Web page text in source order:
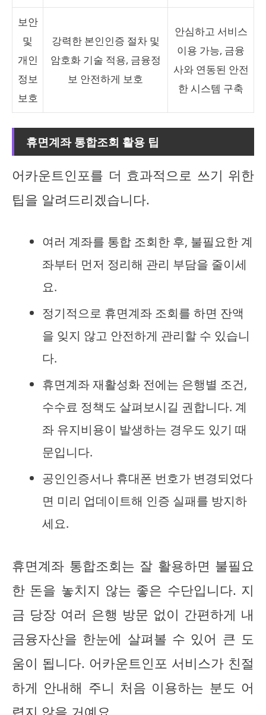
보안
및
개인
정보
보호
강력한 본인인증 절차 및
암호화 기술 적용, 금융정
보 안전하게 보호
안심하고 서비스
이용 가능, 금융
사와 연동된 안전
한 시스템 구축
휴면계좌 통합조회 활용 팁
어카운트인포를 더 효과적으로 쓰기 위한
팁을 알려드리겠습니다.
여러 계좌를 통합 조회한 후, 불필요한 계
좌부터 먼저 정리해 관리 부담을 줄이세
요.
정기적으로 휴면계좌 조회를 하면 잔액
을 잊지 않고 안전하게 관리할 수 있습니
다.
휴면계좌 재활성화 전에는 은행별 조건,
수수료 정책도 살펴보시길 권합니다. 계
좌 유지비용이 발생하는 경우도 있기 때
문입니다.
공인인증서나 휴대폰 번호가 변경되었다
면 미리 업데이트해 인증 실패를 방지하
세요.
휴면계좌 통합조회는 잘 활용하면 불필요
한 돈을 놓치지 않는 좋은 수단입니다. 지
금 당장 여러 은행 방문 없이 간편하게 내
금융자산을 한눈에 살펴볼 수 있어 큰 도
움이 됩니다. 어카운트인포 서비스가 친절
하게 안내해 주니 처음 이용하는 분도 어